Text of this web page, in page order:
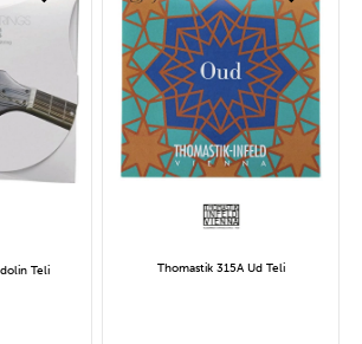
Teli Thomastik 315A Ud Teli